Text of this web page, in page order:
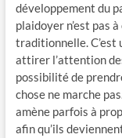
développement du
plaidoyer n’est pas
traditionnelle. C’est
attirer l’attention
possibilité de
chose ne marche
amène parfois à
afin qu’ils